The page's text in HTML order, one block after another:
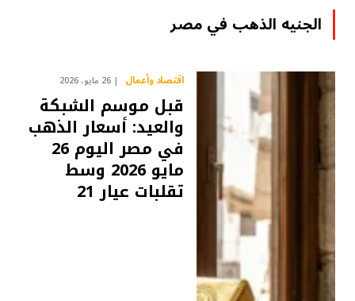
الجنيه الذهب في مصر
اقتصاد وأعمال 26 مايو، 2026
قبل موسم الشبكة
والعيد: أسعار الذهب
في مصر اليوم 26
مايو 2026 وسط
تقلبات عيار 21